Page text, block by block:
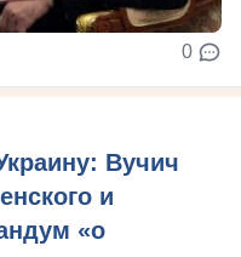
0
Вучич
и
«о